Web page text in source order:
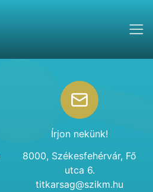
Írjon nekünk!
8000, Székesfehérvár, Fő
utca 6.
titkarsag@szikm.hu